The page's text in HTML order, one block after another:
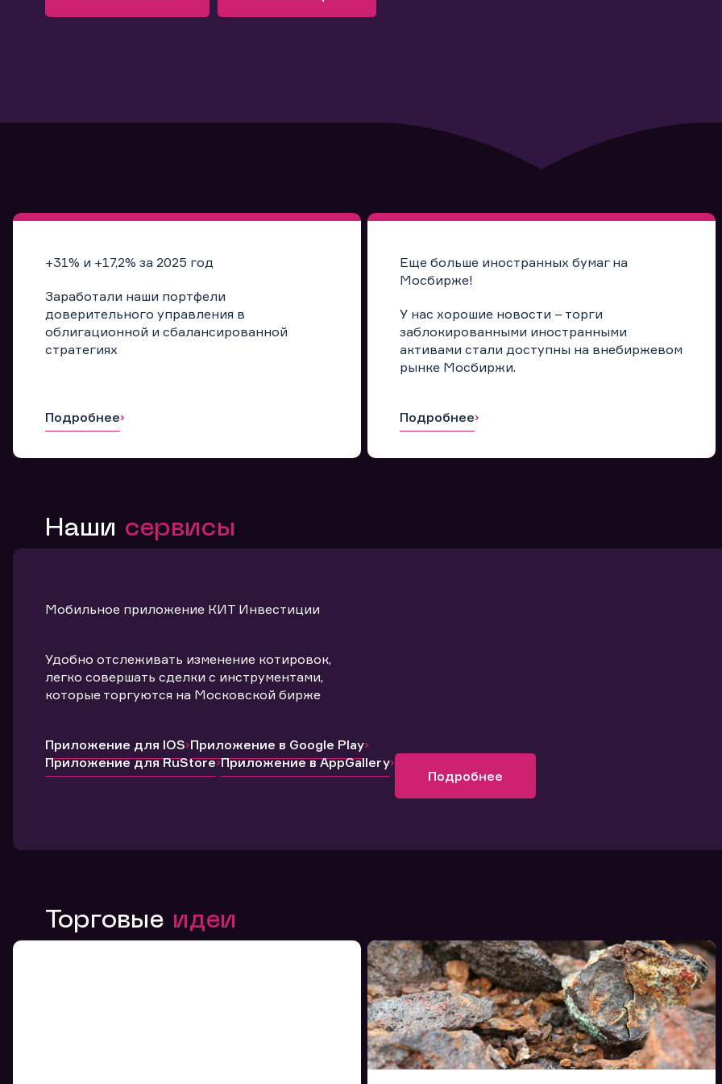
+31% и +17,2% за 2025 год
Заработали наши портфели
доверительного управления в
облигационной и сбалансированной
стратегиях
Подробнее
Еще больше иностранных бумаг на
Мосбирже!
У нас хорошие новости – торги
заблокированными иностранными
активами стали доступны на внебиржевом
рынке Мосбиржи.
Подробнее
Наши сервисы
Мобильное приложение КИТ Инвестиции
Удобно отслеживать изменение котировок,
легко совершать сделки с инструментами,
которые торгуются на Московской бирже
Приложение для IOS Приложение в Google Play
Приложение для RuStore Приложение в AppGallery
Подробнее
Торговые идеи